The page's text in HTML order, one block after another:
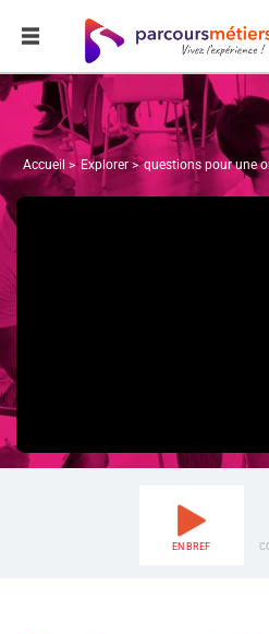
Accueil Explorer questions pour une
EN BREF